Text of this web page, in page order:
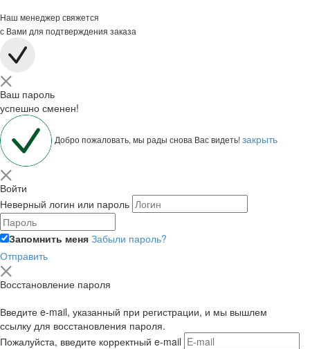
Наш менеджер свяжется
с Вами для подтверждения заказа
Ваш пароль
успешно сменен!
Добро пожаловать, мы рады снова Вас видеть!закрыть
Войти
Неверный логин или пароль
Запомнить меня Забыли пароль?
Отправить
Восстановление пароля
Введите e-mail, указанный при регистрации, и мы вышлем
ссылку для восстановления пароля.
Пожалуйста, введите корректный e-mail